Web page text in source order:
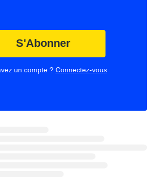
S'Abonner
un compte ? Connectez-vous